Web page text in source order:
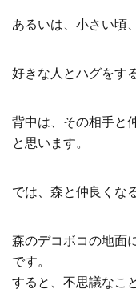
あるいは、小さい頃
好きな人とハグをす
背中は、その相手と
と思います。
では、森と仲良くな
森のデコボコの地面
です。
すると、不思議なこ